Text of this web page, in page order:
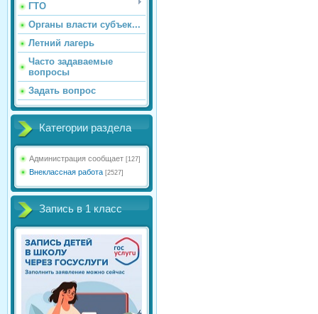
ГТО
Органы власти субъек...
Летний лагерь
Часто задаваемые
вопросы
Задать вопрос
Категории раздела
Администрация сообщает [127]
Внеклассная работа [2527]
Запись в 1 класс